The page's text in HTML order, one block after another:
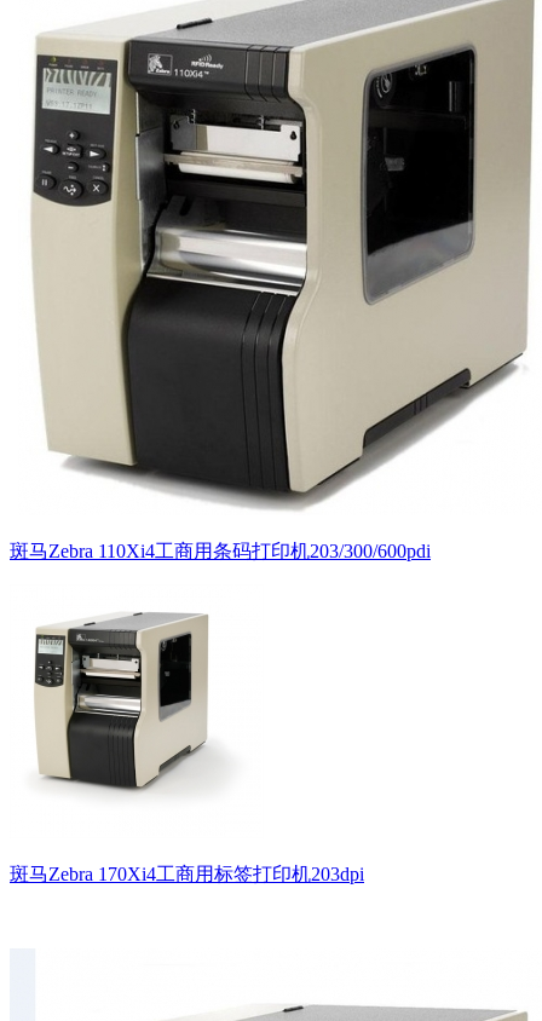
斑马Zebra 110Xi4工商用条码打印机203/300/600pdi
斑马Zebra 170Xi4工商用标签打印机203dpi